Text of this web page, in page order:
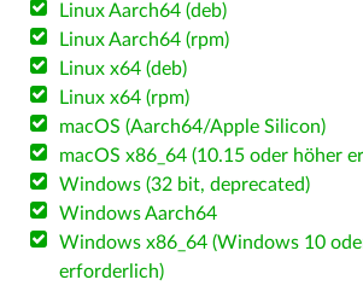
Linux Aarch64 (deb)
Linux Aarch64 (rpm)
Linux x64 (deb)
Linux x64 (rpm)
macOS (Aarch64/Apple Silicon)
macOS x86_64 (10.15 oder höher
Windows (32 bit, deprecated)
Windows Aarch64
Windows x86_64 (Windows 10
erforderlich)